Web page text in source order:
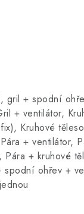
gril + spodní
+ ventilátor,
Kruhové
+ ventilátor,
+ kruhové
spodní ohřev +